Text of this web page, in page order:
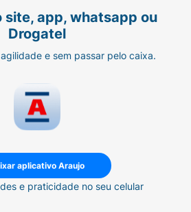
site, app, whatsapp ou
Drogatel
e sem passar pelo caixa.
aplicativo Araujo
e praticidade no seu celular